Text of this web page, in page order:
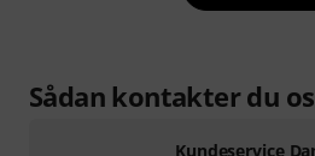
Sådan kontakter du os
Kundeservice